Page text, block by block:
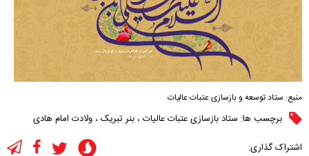
منبع: ستاد توسعه و بازسازی عتبات عالیات
برچسب ها: ستاد بازسازی عتبات عالیات ، بنر تبریک ، ولادت امام هادی
اشتراک گذاری: